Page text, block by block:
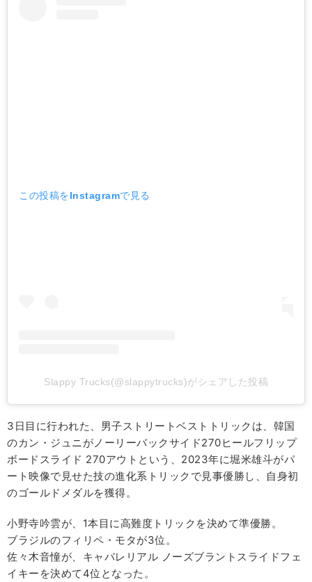
この投稿をInstagramで見る
Slappy Trucks(@slappytrucks)がシェアした投稿
3日目に行われた、男子ストリートベストトリックは、韓国
のカン・ジュニがノーリーバックサイド270ヒールフリップ
ボードスライド 270アウトという、2023年に堀米雄斗がパ
ート映像で見せた技の進化系トリックで見事優勝し、自身初
のゴールドメダルを獲得。
小野寺吟雲が、1本目に高難度トリックを決めて準優勝。
ブラジルのフィリペ・モタが3位。
佐々木音憧が、キャバレリアル ノーズブラントスライドフェ
イキーを決めて4位となった。